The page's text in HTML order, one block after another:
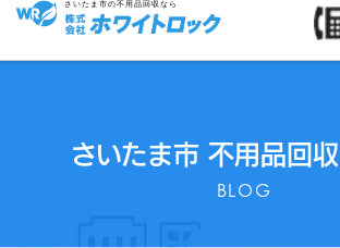
さいたま市の不用品回収なら
さいたま市 不用品回
BLOG